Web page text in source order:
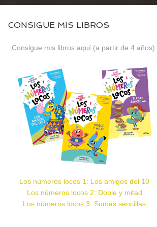
CONSIGUE MIS LIBROS
Consigue mis libros aquí (a partir de 4 años):
Los números locos 1: Los amigos del 10
Los números locos 2: Doble y mitad
Los números locos 3: Sumas sencillas